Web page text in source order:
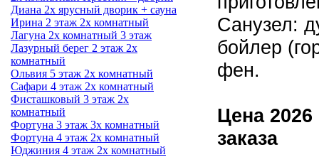
Диана 2х ярусный дворик + сауна
Ирина 2 этаж 2х комнатный
Лагуна 2х комнатный 3 этаж
Лазурный берег 2 этаж 2х
комнатный
Ольвия 5 этаж 2х комнатный
Сафари 4 этаж 2х комнатный
Фисташковый 3 этаж 2х
комнатный
Фортуна 3 этаж 3х комнатный
Фортуна 4 этаж 2х комнатный
Юджиния 4 этаж 2х комнатный
Санузел:
бойлер
фен.
Цена
заказа